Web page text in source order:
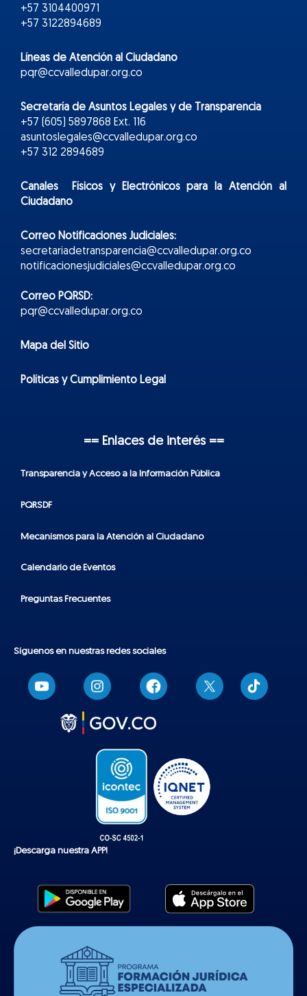
+57 3104400971
+57 3122894689
Líneas de Atención al Ciudadano
pqr@ccvalledupar.org.co
Secretaría de Asuntos Legales y de Transparencia
+57 (605) 5897868 Ext. 116
asuntoslegales@ccvalledupar.org.co
+57 312 2894689
Canales Físicos yElectrónicospara la Atención al
Ciudadano
Correo Notificaciones Judiciales:
secretariadetransparencia@ccvalledupar.org.co
notificacionesjudiciales@ccvalledupar.org.co
Correo PQRSD:
pqr@ccvalledupar.org.co
Mapa del Sitio
Políticas y Cumplimiento Legal
== Enlaces de interés ==
Transparencia y Acceso a la Información Pública
PQRSDF
Mecanismos para la Atención al Ciudadano
Calendario de Eventos
Preguntas Frecuentes
Síguenos en nuestras redes sociales
T
i
k
¡Descarga nuestra APP!